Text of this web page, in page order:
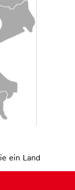
ein Land